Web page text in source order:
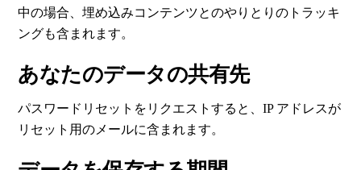
中の場合、埋め込みコンテンツとのやりとりのトラッキ
ングも含まれます。
あなたのデータの共有先
パスワードリセットをリクエストすると、IP アドレスが
リセット用のメールに含まれます。